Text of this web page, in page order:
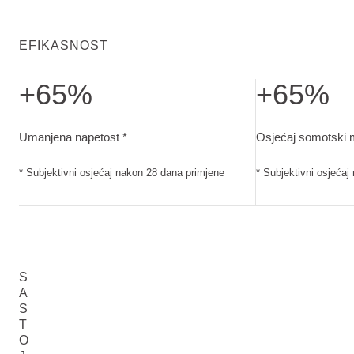
EFIKASNOST
+65%
Umanjena napetost *
* Subjektivni osjećaj nakon 28 dana primjene
+65%
Osjećaj somotski
* Subjektivni osjećaj
S
A
S
T
O